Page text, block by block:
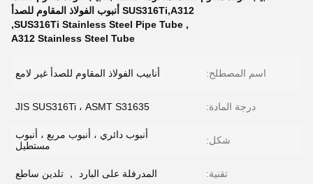
SUS316Ti,A312 أنبوب الفولاذ المقاوم للصدأ
,
SUS316Ti Stainless Steel Pipe Tube
,
A312 Stainless Steel Tube
اسم المصطلح: أنابيب الفولاذ المقاوم للصدأ غير لامع
درجة المادة: JIS SUS316Ti ، ASMT S31635
شكل:
أنبوب دائري ، أنبوب مربع ، أنبوب
مستطيل
تقنية: المدرفلة على البارد ， تلدين ساطع